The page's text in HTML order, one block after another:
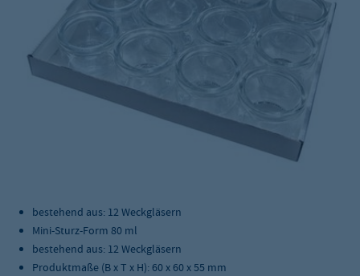
bestehend aus: 12 Weckgläsern
Mini-Sturz-Form 80 ml
bestehend aus: 12 Weckgläsern
Produktmaße (B x T x H): 60 x 60 x 55 mm